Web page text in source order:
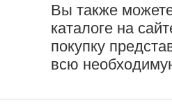
Вы также
каталоге на
покупку
всю